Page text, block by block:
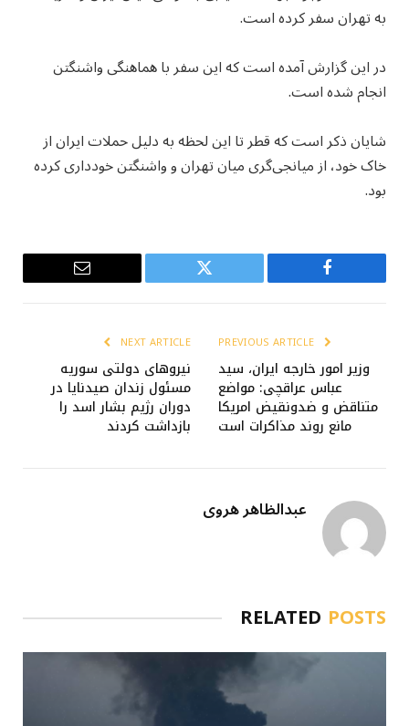
به تهران سفر کرده است.
در این گزارش آمده است که این سفر با هماهنگی واشنگتن
انجام شده است.
شایان ذکر است که قطر تا این لحظه به دلیل حملات ایران از
خاک خود، از میانجی‌گری میان تهران و واشنگتن خودداری کرده
بود.
Facebook
Twitter
Email
وزیر امور خارجه ایران، سید
عباس عراقچی: مواضع
متناقض و ضدونقیض امریکا
مانع روند مذاکرات است
NEXT ARTICLE
نیروهای دولتی سوریه
مسئول زندان صیدنایا در
دوران رژیم بشار اسد را
بازداشت کردند
عبدالظاهر هروی
RELATED POSTS